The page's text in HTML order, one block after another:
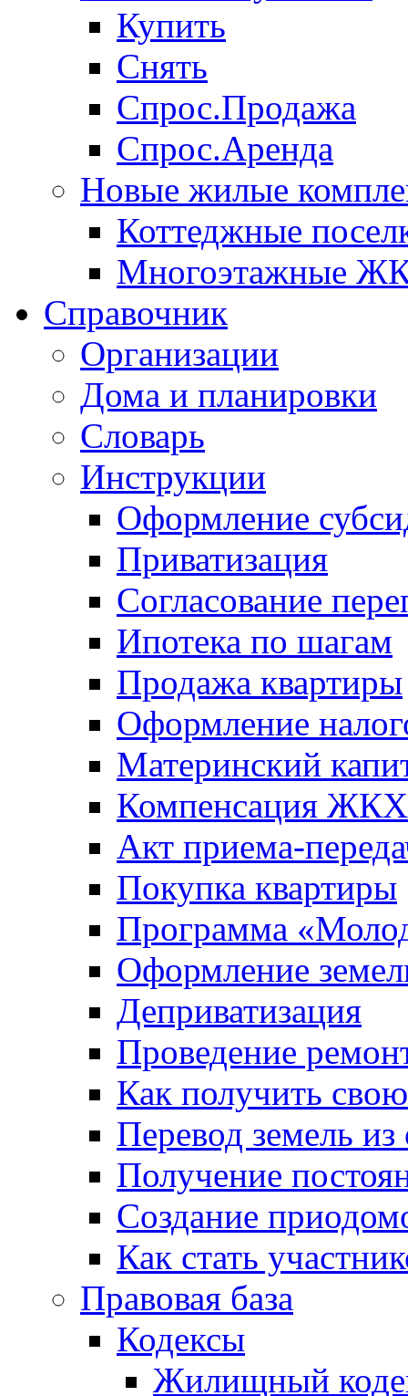
Купить
Снять
Спрос.Продажа
Спрос.Аренда
Новые жилые
Коттеджные
Многоэтажные
Справочник
Организации
Дома и планировки
Словарь
Инструкции
Оформление
Приватизация
Согласование
Ипотека по шагам
Продажа квартиры
Оформление
Материнский
Компенсация ЖКХ
Акт приема-
Покупка квартиры
Программа
Оформление
Деприватизация
Проведение
Как получить
Перевод земель
Получение
Создание
Как стать
Правовая база
Кодексы
Жилищный